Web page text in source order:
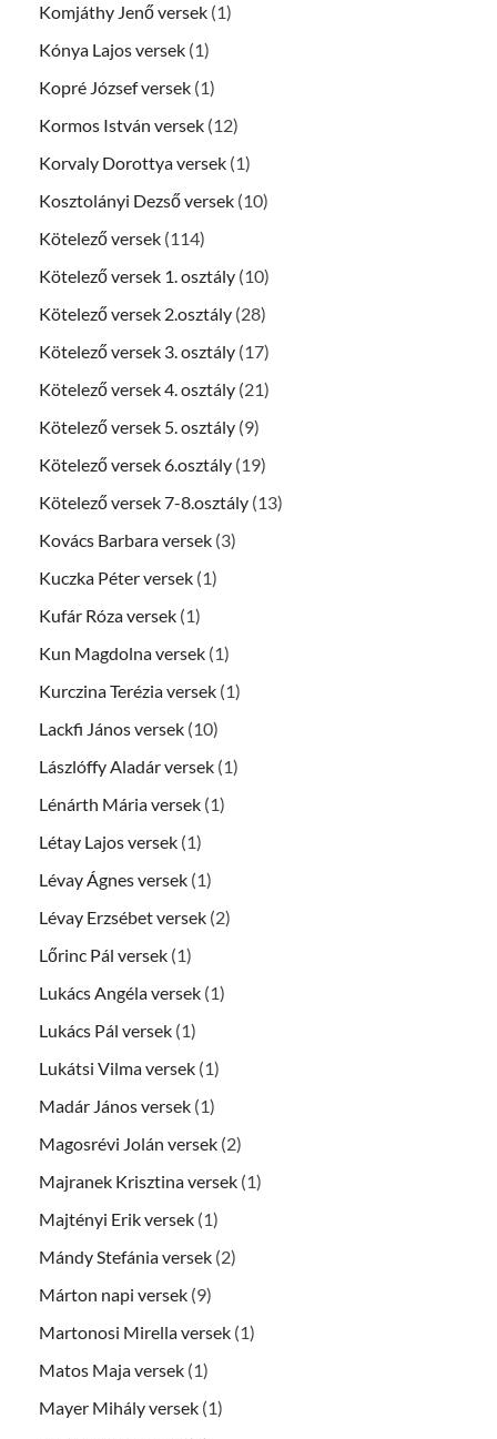
Komjáthy Jenő versek (1)
Kónya Lajos versek (1)
Kopré József versek (1)
Kormos István versek (12)
Korvaly Dorottya versek (1)
Kosztolányi Dezső versek (10)
Kötelező versek (114)
Kötelező versek 1. osztály (10)
Kötelező versek 2.osztály (28)
Kötelező versek 3. osztály (17)
Kötelező versek 4. osztály (21)
Kötelező versek 5. osztály (9)
Kötelező versek 6.osztály (19)
Kötelező versek 7-8.osztály (13)
Kovács Barbara versek (3)
Kuczka Péter versek (1)
Kufár Róza versek (1)
Kun Magdolna versek (1)
Kurczina Terézia versek (1)
Lackfi János versek (10)
Lászlóffy Aladár versek (1)
Lénárth Mária versek (1)
Létay Lajos versek (1)
Lévay Ágnes versek (1)
Lévay Erzsébet versek (2)
Lőrinc Pál versek (1)
Lukács Angéla versek (1)
Lukács Pál versek (1)
Lukátsi Vilma versek (1)
Madár János versek (1)
Magosrévi Jolán versek (2)
Majranek Krisztina versek (1)
Majtényi Erik versek (1)
Mándy Stefánia versek (2)
Márton napi versek (9)
Martonosi Mirella versek (1)
Matos Maja versek (1)
Mayer Mihály versek (1)